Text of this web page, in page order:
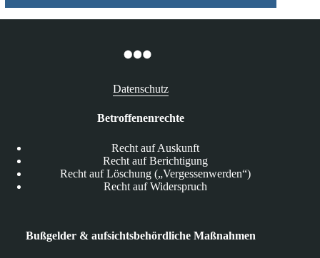
Datenschutz
Betroffenenrechte
Recht auf Auskunft
Recht auf Berichtigung
Recht auf Löschung („Vergessenwerden“)
Recht auf Widerspruch
Bußgelder & aufsichtsbehördliche Maßnahmen